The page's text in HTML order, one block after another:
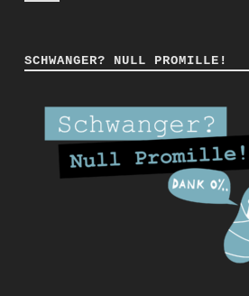
SCHWANGER? NULL PROMILLE!